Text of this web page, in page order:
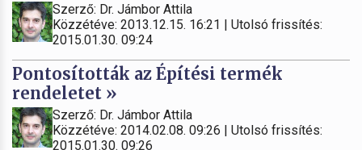
Szerző: Dr. Jámbor Attila
Közzétéve: 2013.12.15. 16:21 | Utolsó frissítés:
2015.01.30. 09:24
Pontosították az Építési termék
rendeletet »
Szerző: Dr. Jámbor Attila
Közzétéve: 2014.02.08. 09:26 | Utolsó frissítés:
2015.01.30. 09:26